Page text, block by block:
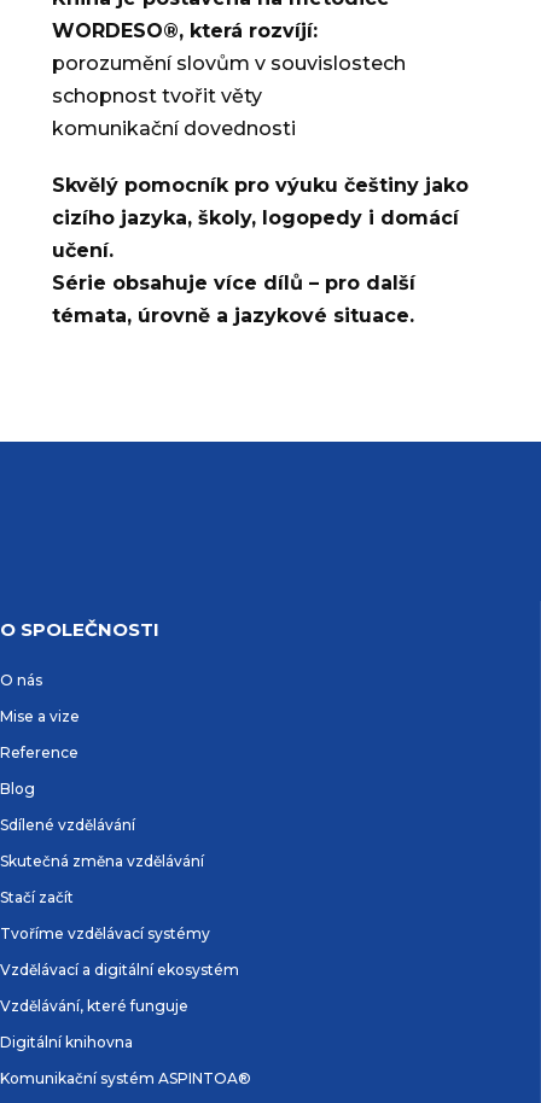
WORDESO®, která rozvíjí:
porozumění slovům v souvislostech
schopnost tvořit věty
komunikační dovednosti
Skvělý pomocník pro výuku češtiny jako
cizího jazyka, školy, logopedy i domácí
učení.
Série obsahuje více dílů – pro další
témata, úrovně a jazykové situace.
O SPOLEČNOSTI
O nás
Mise a vize
Reference
Blog
Sdílené vzdělávání
Skutečná změna vzdělávání
Stačí začít
Tvoříme vzdělávací systémy
Vzdělávací a digitální ekosystém
Vzdělávání, které funguje
Digitální knihovna
Komunikační systém ASPINTOA®